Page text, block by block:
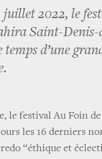
juillet 2022, le
Saint-Denis-
d’une
le festival Au Foin de
les 16 derniers
“éthique et